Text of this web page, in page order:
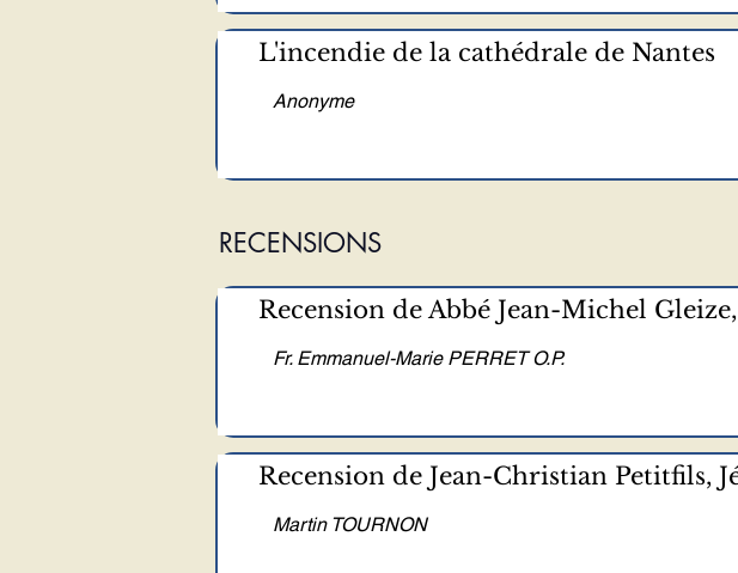
L'incendie de la cathédrale de Nantes
Anonyme
RECENSIONS
Recension de Abbé Jean-Michel
Fr. Emmanuel-Marie PERRET O.P.
Recension de Jean-Christian Petitfils,
Martin TOURNON